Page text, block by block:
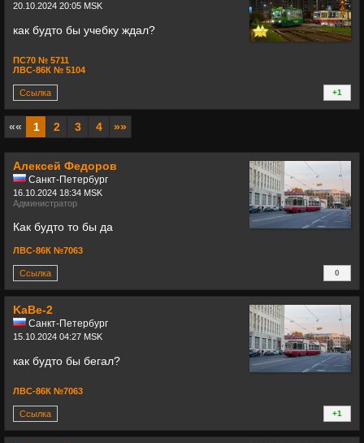
20.10.2024 20:05 MSK
как будто бы учебку ждал?
ПС70 № 5711
ЛВС-86К № 5104
Ссылка
+1
+0
«« 1 2 3 4 »»
Алексей Федоров
Санкт-Петербург
16.10.2024 18:34 MSK
Администратор
Как будто то бы да
ЛВС-86К №7063
Ссылка
0
+0
KaBe-2
Санкт-Петербург
15.10.2024 04:27 MSK
как будто бы бегал?
ЛВС-86К №7063
Ссылка
+1
+0